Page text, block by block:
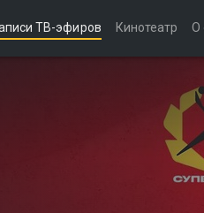
ТВ-эфиров Кинотеатр О